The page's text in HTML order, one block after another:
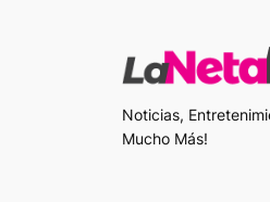
Noticias,
Mucho Más!